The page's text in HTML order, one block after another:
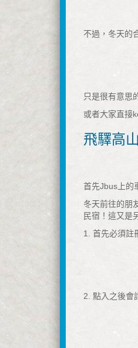
不過，冬天的
只是很有意思
或者大家直接
飛驛高
首先Jbus上的
冬天前往的朋
民宿！這又是
1. 首先必須註
2. 點入之後會